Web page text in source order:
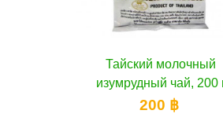
В корзину
Тайский традиционный
чай, 400 г
200 ฿